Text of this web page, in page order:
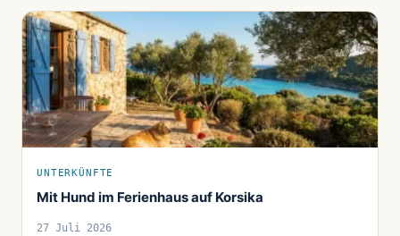
UNTERKÜNFTE
Mit Hund im Ferienhaus auf Korsika
27 Juli 2026